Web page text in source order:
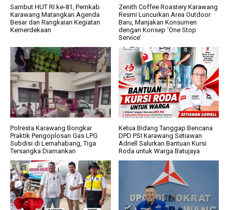
Sambut HUT RI ke-81, Pemkab
Karawang Matangkan Agenda
Besar dan Rangkaian Kegiatan
Kemerdekaan
Zenith Coffee Roastery Karawang
Resmi Luncurkan Area Outdoor
Baru, Manjakan Konsumen
dengan Konsep ‘One Stop
Service’
Polresta Karawang Bongkar
Praktik Pengoplosan Gas LPG
Subdisi di Lemahabang, Tiga
Tersangka Diamankan
Ketua Bidang Tanggap Bencana
DPD PSI Karawang Setiawan
Adriell Salurkan Bantuan Kursi
Roda untuk Warga Batujaya